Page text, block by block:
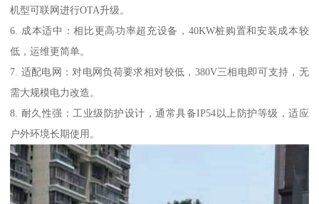
机型可联网进行OTA升级。
6. 成本适中：相比更高功率超充设备，40KW桩购置和安装成本较
低，运维更简单。
7. 适配电网：对电网负荷要求相对较低，380V三相电即可支持，无
需大规模电力改造。
8. 耐久性强：工业级防护设计，通常具备IP54以上防护等级，适应
户外环境长期使用。